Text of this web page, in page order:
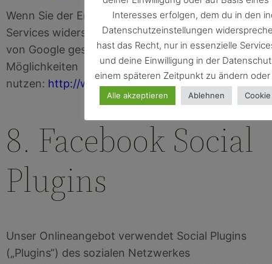
Wenn Sie der Erfassung durch Google-Marketing-
Services widersprechen möchten, können Sie die
von Google gestellten Einstellungs- und Opt-Out-
Möglichkeiten
nutzen: http://www.google.com/ads/preferences.
8. Facebook Social
Plugins
Unser Onlineangebot verwendet Social Plugins
(„Plugins“) des sozialen Netzwerkes
Interesses erfolgen, dem du in den
Datenschutzeinstellungen
hast das Recht, nur in essenzielle
und deine Einwilligung in der
einem späteren Zeitpunkt zu ändern
Alle akzeptieren Ablehnen